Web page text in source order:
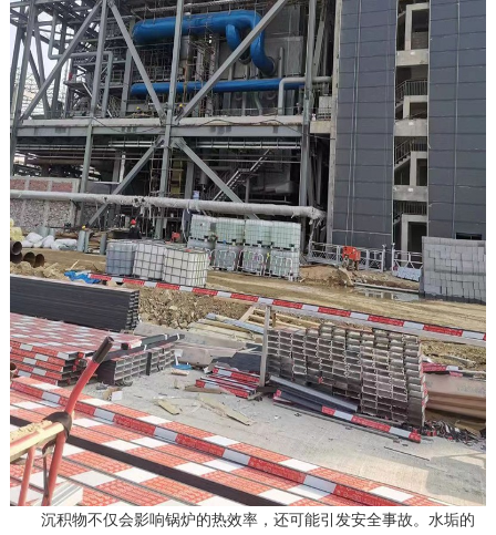
沉积物不仅会影响锅炉的热效率，还可能引发安全事故。水垢的